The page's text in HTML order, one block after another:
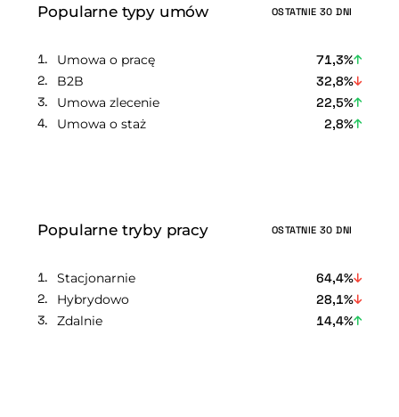
Popularne typy umów OSTATNIE 30 DNI
Umowa o pracę
71,3%
B2B
32,8%
Umowa zlecenie
22,5%
Umowa o staż
2,8%
Popularne tryby pracy OSTATNIE 30 DNI
Stacjonarnie
64,4%
Hybrydowo
28,1%
Zdalnie
14,4%